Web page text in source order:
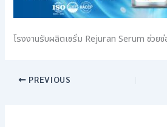
โรงงานรับผลิตเซรั่ม Rejuran Serum ช่วย
PREVIOUS